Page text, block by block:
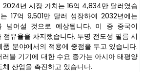
2024년 시장 가치는 16억 4,834만 달러였습
17억 9,501만 달러 성장하여 2032년에는
넘어설 것으로 예상됩니다. 이 중 중국이
유율을 차지했습니다. 투명 전도성 필름 시
분야에서의 적용에 중점을 두고 있습니다.
러블 기기에 대한 수요 증가는 아시아 태평양
산업을 촉진하고 있습니다.